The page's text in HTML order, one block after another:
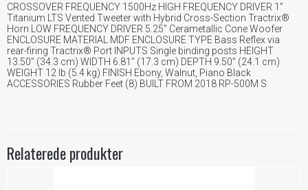
CROSSOVER FREQUENCY 1500Hz HIGH FREQUENCY DRIVER 1”
Titanium LTS Vented Tweeter with Hybrid Cross-Section Tractrix®
Horn LOW FREQUENCY DRIVER 5.25” Cerametallic Cone Woofer
ENCLOSURE MATERIAL MDF ENCLOSURE TYPE Bass Reflex via
rear-firing Tractrix® Port INPUTS Single binding posts HEIGHT
13.50” (34.3 cm) WIDTH 6.81” (17.3 cm) DEPTH 9.50” (24.1 cm)
WEIGHT 12 lb (5.4 kg) FINISH Ebony, Walnut, Piano Black
ACCESSORIES Rubber Feet (8) BUILT FROM 2018 RP-500M S
Relaterede produkter